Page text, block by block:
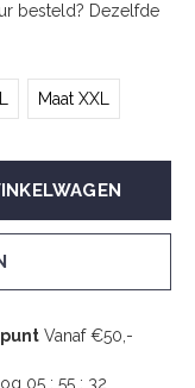
besteld? Dezelfde
Maat XXL
Vanaf €50,-
05 : 55 : 32